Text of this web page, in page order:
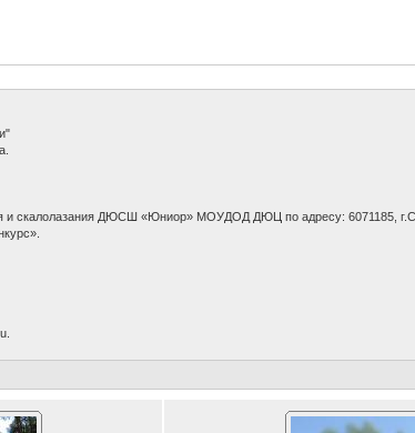
и скалолазания ДЮСШ «Юниор» МОУДОД ДЮЦ по адресу: 6071185,